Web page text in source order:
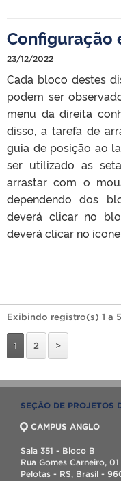
Configuração
23/12/2022
Cada bloco destes
podem ser
menu da direita
disso, a tarefa de
guia de posição ao
ser utilizado as
arrastar com o
dependendo dos
deverá clicar no
deverá clicar no ícone
Exibindo registro(s) 1 a
1 2 >
SEÇÃO DE PROJETOS
CAMPUS ANGLO
Sala 351 - Bloco B
Rua Gomes Carneiro,
Pelotas - RS, Brasil -